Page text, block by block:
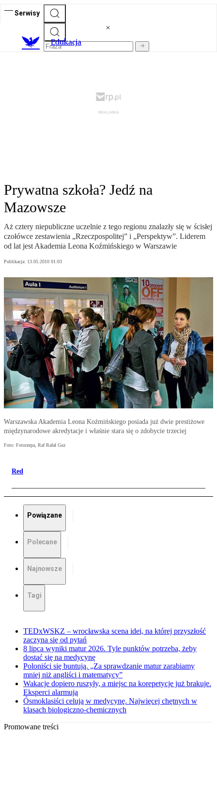
Serwisy
Edukacja
Prywatna szkoła? Jedź na
Mazowsze
Aż cztery niepubliczne uczelnie z tego regionu znalazły się w ścisłej
czołówce zestawienia „Rzeczpospolitej” i „Perspektyw”. Liderem
od lat jest Akademia Leona Koźmińskiego w Warszawie
Publikacja: 13.05.2010 01:03
Warszawska Akademia Leona Koźmińskiego posiada już dwie prestiżowe
międzynarodowe akredytacje i właśnie stara się o zdobycie trzeciej
Foto: Fotorzepa, Raf Rafał Guz
Red
Powiązane
Polecane
Najnowsze
Tagi
TEDxWSKZ – wrocławska scena idei, na której przyszłość
zaczyna się od pytań
8 lipca wyniki matur 2026. Tyle punktów potrzeba, żeby
dostać się na medycynę
Poloniści się buntują. „Za sprawdzanie matur zarabiamy
mniej niż angliści i matematycy”
Wakacje dopiero ruszyły, a miejsc na korepetycje już brakuje.
Eksperci alarmują
Ósmoklasiści celują w medycynę. Najwięcej chętnych w
klasach biologiczno-chemicznych
Promowane treści